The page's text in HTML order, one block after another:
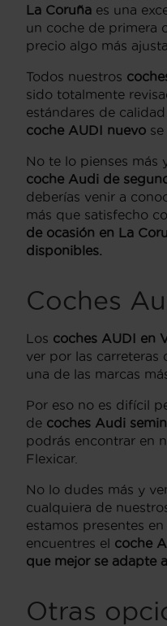
La Coruña es una
un coche de primera
precio algo más
Todos nuestros
sido totalmente
estándares de
coche AUDI nuevo se
No te lo pienses más
coche Audi de
deberías venir a
más que satisfecho
de ocasión en La
disponibles.
Coches
Los coches AUDI en
ver por las carreteras
una de las marcas
Por eso no es difícil
de coches Audi
podrás encontrar en
Flexicar.
No lo dudes más y
cualquiera de
estamos presentes
encuentres el coche
que mejor se adapte
Otras